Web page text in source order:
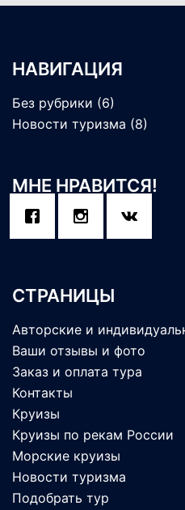
НАВИГАЦИЯ
Без рубрики (6)
Новости туризма (8)
МНЕ НРАВИТСЯ!
СТРАНИЦЫ
Авторские и
Ваши отзывы и фото
Заказ и оплата тура
Контакты
Круизы
Круизы по рекам России
Морские круизы
Новости туризма
Подобрать тур